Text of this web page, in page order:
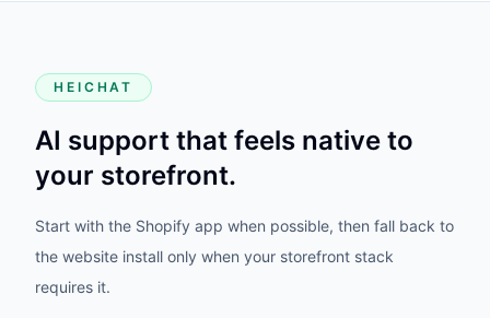
HEICHAT
AI support that feels native to
your storefront.
Start with the Shopify app when possible, then fall back to
the website install only when your storefront stack
requires it.